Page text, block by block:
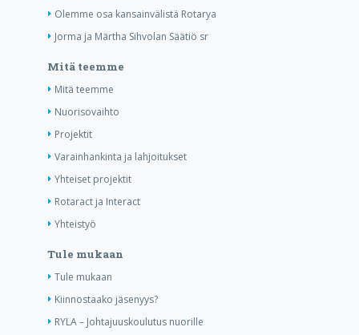
Olemme osa kansainvälistä Rotarya
Jorma ja Märtha Sihvolan Säätiö sr
Mitä teemme
Mitä teemme
Nuorisovaihto
Projektit
Varainhankinta ja lahjoitukset
Yhteiset projektit
Rotaract ja Interact
Yhteistyö
Tule mukaan
Tule mukaan
Kiinnostaako jäsenyys?
RYLA – Johtajuuskoulutus nuorille